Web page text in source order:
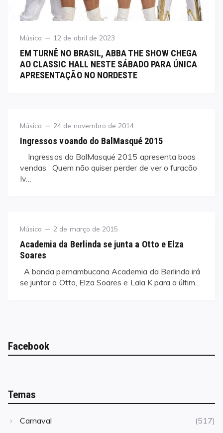
Category
Música
Posted
on
12 de abril de 2023
EM TURNÊ NO BRASIL, ABBA THE SHOW CHEGA
AO CLASSIC HALL NESTE SÁBADO PARA ÚNICA
APRESENTAÇÃO NO NORDESTE
Category
Música
Posted
24 de novembro de 2014
Ingressos voando do BalMasqué 2015
Ingressos do BalMasqué 2015 apresenta boas
vendas Quem não quiser perder de ver o furacão
Iv…
Category
Música
Posted
2 de março de 2015
Academia da Berlinda se junta a Otto e Elza
Soares
A banda pernambucana Academia da Berlinda irá
se juntar a Otto, Elza Soares e Lala K para a últim…
Facebook
Temas
Carnaval
(517)